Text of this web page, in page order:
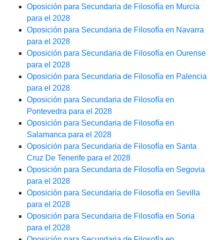
Oposición para Secundaria de Filosofía en Murcia
para el 2028
Oposición para Secundaria de Filosofía en Navarra
para el 2028
Oposición para Secundaria de Filosofía en Ourense
para el 2028
Oposición para Secundaria de Filosofía en Palencia
para el 2028
Oposición para Secundaria de Filosofía en
Pontevedra para el 2028
Oposición para Secundaria de Filosofía en
Salamanca para el 2028
Oposición para Secundaria de Filosofía en Santa
Cruz De Tenerife para el 2028
Oposición para Secundaria de Filosofía en Segovia
para el 2028
Oposición para Secundaria de Filosofía en Sevilla
para el 2028
Oposición para Secundaria de Filosofía en Soria
para el 2028